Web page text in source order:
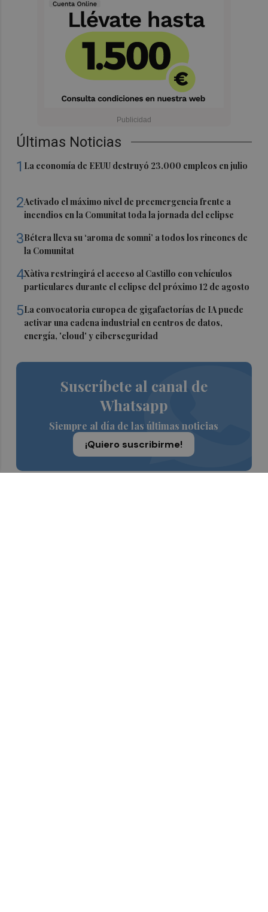
Últimas Noticias
1 La economía de EEUU destruyó 23.000 empleos en julio
2Activado el máximo nivel de preemergencia frente a
incendios en la Comunitat toda la jornada del eclipse
3Bétera lleva su ‘aroma de somni’ a todos los rincones de
la Comunitat
4Xàtiva restringirá el acceso al Castillo con vehículos
particulares durante el eclipse del próximo 12 de agosto
5La convocatoria europea de gigafactorías de IA puede
activar una cadena industrial en centros de datos,
energía, 'cloud' y ciberseguridad
Suscríbete al canal de
Whatsapp
Siempre al día de las últimas noticias
¡Quiero suscribirme!